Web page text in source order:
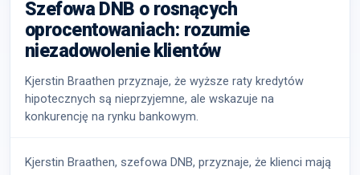
Szefowa DNB o rosnących
oprocentowaniach: rozumie
niezadowolenie klientów
Kjerstin Braathen przyznaje, że wyższe raty kredytów
hipotecznych są nieprzyjemne, ale wskazuje na
konkurencję na rynku bankowym.
Kjerstin Braathen, szefowa DNB, przyznaje, że klienci mają